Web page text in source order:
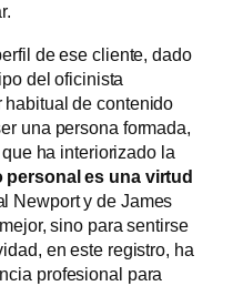
de ese cliente, dado
del oficinista
de contenido
una persona formada,
ha interiorizado la
personal es una virtud
Newport y de James
sino para sentirse
en este registro, ha
profesional para